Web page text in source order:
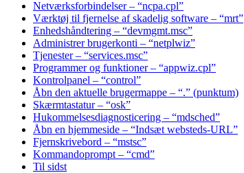
Netværksforbindelser – “ncpa.cpl”
Værktøj til fjernelse af skadelig software – “mrt”
Enhedshåndtering – “devmgmt.msc”
Administrer brugerkonti – “netplwiz”
Tjenester – “services.msc”
Programmer og funktioner – “appwiz.cpl”
Kontrolpanel – “control”
Åbn den aktuelle brugermappe – “.” (punktum)
Skærmtastatur – “osk”
Hukommelsesdiagnosticering – “mdsched”
Åbn en hjemmeside – “Indsæt websteds-URL”
Fjernskrivebord – “mstsc”
Kommandoprompt – “cmd”
Til sidst